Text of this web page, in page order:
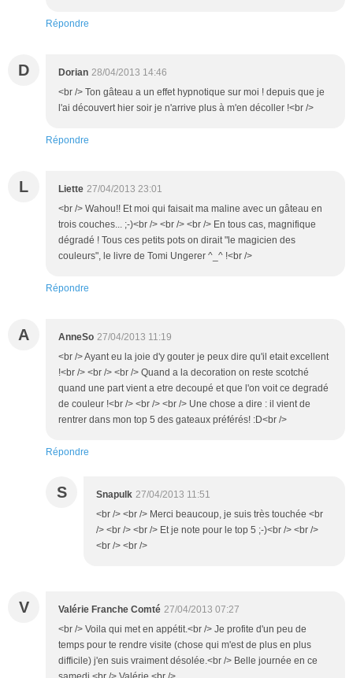
Répondre
D Dorian 28/04/2013 14:46
<br /> Ton gâteau a un effet hypnotique sur moi ! depuis que je
l'ai découvert hier soir je n'arrive plus à m'en décoller !<br />
Répondre
L Liette 27/04/2013 23:01
<br /> Wahou!! Et moi qui faisait ma maline avec un gâteau en
trois couches... ;-)<br /> <br /> <br /> En tous cas, magnifique
dégradé ! Tous ces petits pots on dirait "le magicien des
couleurs", le livre de Tomi Ungerer ^_^ !<br />
Répondre
A AnneSo 27/04/2013 11:19
<br /> Ayant eu la joie d'y gouter je peux dire qu'il etait excellent
!<br /> <br /> <br /> Quand a la decoration on reste scotché
quand une part vient a etre decoupé et que l'on voit ce degradé
de couleur !<br /> <br /> <br /> Une chose a dire : il vient de
rentrer dans mon top 5 des gateaux préférés! :D<br />
Répondre
S Snapulk 27/04/2013 11:51
<br /> <br /> Merci beaucoup, je suis très touchée <br
/> <br /> <br /> Et je note pour le top 5 ;-)<br /> <br />
<br /> <br />
V Valérie Franche Comté 27/04/2013 07:27
<br /> Voila qui met en appétit.<br /> Je profite d'un peu de
temps pour te rendre visite (chose qui m'est de plus en plus
difficile) j'en suis vraiment désolée.<br /> Belle journée en ce